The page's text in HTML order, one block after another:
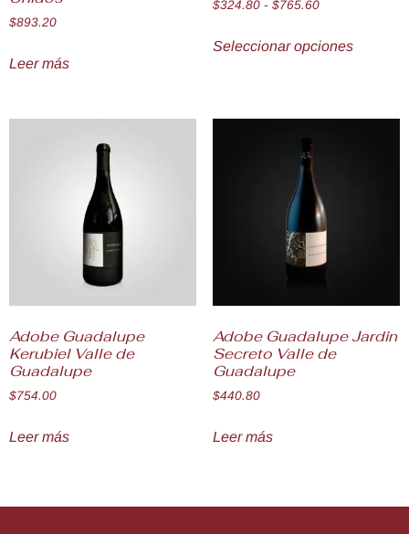
$893.20
Leer más
$324.80 - $765.60
Seleccionar opciones
Adobe Guadalupe
Kerubiel Valle de
Guadalupe
$754.00
Leer más
Adobe Guadalupe Jardin
Secreto Valle de
Guadalupe
$440.80
Leer más